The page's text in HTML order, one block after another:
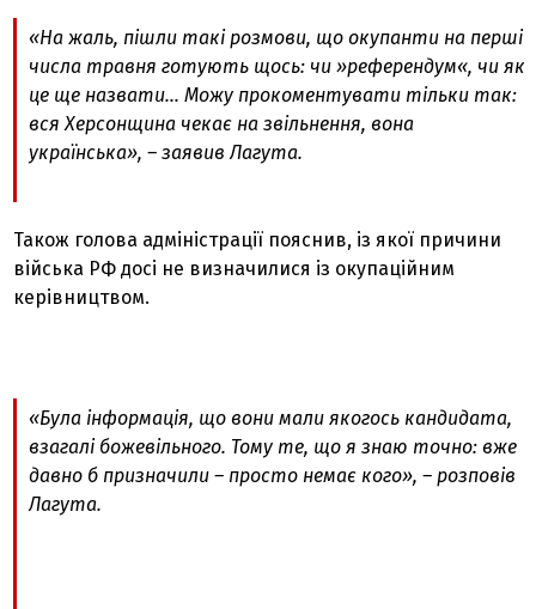
«На жаль, пішли такі розмови, що окупанти на перші
числа травня готують щось: чи »референдум«, чи як
це ще назвати… Можу прокоментувати тільки так:
вся Херсонщина чекає на звільнення, вона
українська», – заявив Лагута.
Також голова адміністрації пояснив, із якої причини
війська РФ досі не визначилися із окупаційним
керівництвом.
«Була інформація, що вони мали якогось кандидата,
взагалі божевільного. Тому те, що я знаю точно: вже
давно б призначили – просто немає кого», – розповів
Лагута.